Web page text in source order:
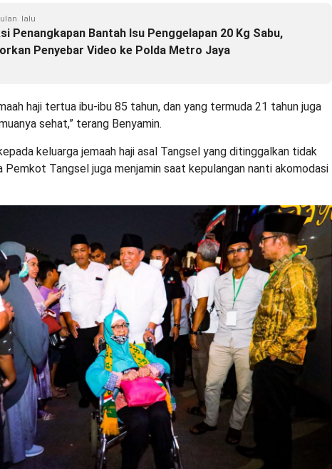
lalu
Penangkapan Bantah Isu Penggelapan 20 Kg Sabu,
Penyebar Video ke Polda Metro Jaya
haji tertua ibu-ibu 85 tahun, dan yang termuda 21 tahun juga
sehat,” terang Benyamin.
keluarga jemaah haji asal Tangsel yang ditinggalkan tidak
Pemkot Tangsel juga menjamin saat kepulangan nanti akomodasi